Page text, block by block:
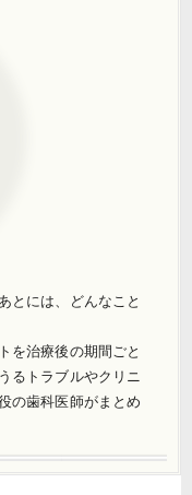
とには、どんなこと
を治療後の期間ごと
るトラブルやクリニ
の歯科医師がまとめ